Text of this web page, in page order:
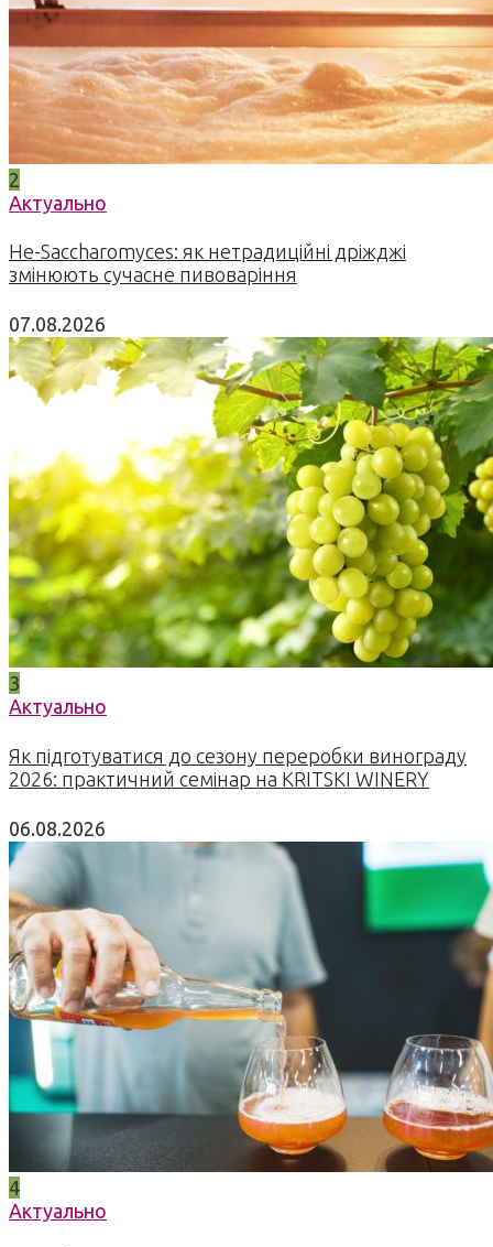
2
Актуально
Не-Saccharomyces: як нетрадиційні дріжджі
змінюють сучасне пивоваріння
07.08.2026
3
Актуально
Як підготуватися до сезону переробки винограду
2026: практичний семінар на KRITSKI WINERY
06.08.2026
4
Актуально